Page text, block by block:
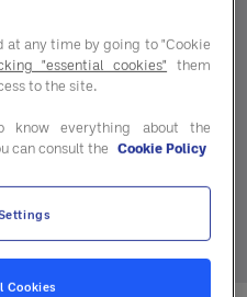
par Entegra. Au gré
également des
éclairages
at any time by going to "Cookie
"essential cookies" them
to the site.
know everything about the
can consult the Cookie Policy
Cookies